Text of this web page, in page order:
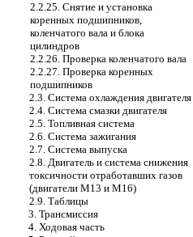
2.2.25. Снятие и установка
коренных подшипников,
коленчатого вала и блока
цилиндров
2.2.26. Проверка коленчатого вала
2.2.27. Проверка коренных
подшипников
2.3. Система охлаждения двигателя
2.4. Система смазки двигателя
2.5. Топливная система
2.6. Система зажигания
2.7. Система выпуска
2.8. Двигатель и система снижения
токсичности отработавших газов
(двигатели М13 и М16)
2.9. Таблицы
3. Трансмиссия
4. Ходовая часть